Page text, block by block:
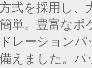
式を採用し
単。豊富な
レーション
えました。